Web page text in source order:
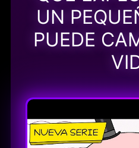
UN
PUEDE